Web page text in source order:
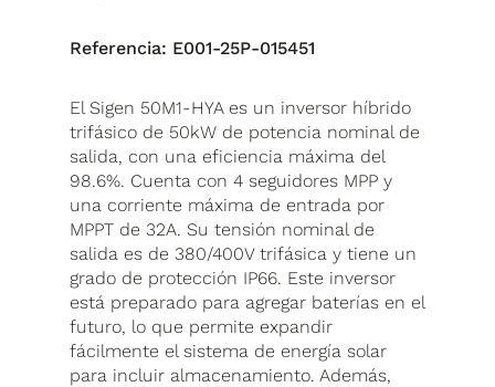
Referencia: E001-25P-015451
El Sigen 50M1-HYA es un inversor híbrido
trifásico de 50kW de potencia nominal de
salida, con una eficiencia máxima del
98.6%. Cuenta con 4 seguidores MPP y
una corriente máxima de entrada por
MPPT de 32A. Su tensión nominal de
salida es de 380/400V trifásica y tiene un
grado de protección IP66. Este inversor
está preparado para agregar baterías en el
futuro, lo que permite expandir
fácilmente el sistema de energía solar
para incluir almacenamiento. Además,